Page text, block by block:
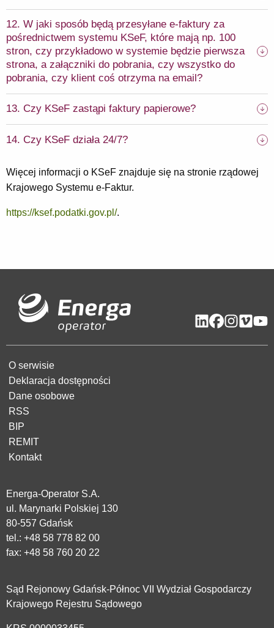
12. W jaki sposób będą przesyłane e-faktury za
pośrednictwem systemu KSeF, które mają np. 100
stron, czy przykładowo w systemie będzie pierwsza
strona, a załączniki do pobrania, czy wszystko do
pobrania, czy klient coś otrzyma na email?
13. Czy KSeF zastąpi faktury papierowe?
14. Czy KSeF działa 24/7?
Więcej informacji o KSeF znajduje się na stronie rządowej
Krajowego Systemu e-Faktur.
https://ksef.podatki.gov.pl/.
O serwisie
Deklaracja dostępności
Dane osobowe
RSS
BIP
REMIT
Kontakt
Energa-Operator S.A.
ul. Marynarki Polskiej 130
80-557 Gdańsk
tel.: +48 58 778 82 00
fax: +48 58 760 20 22
Sąd Rejonowy Gdańsk-Północ VII Wydział Gospodarczy
Krajowego Rejestru Sądowego